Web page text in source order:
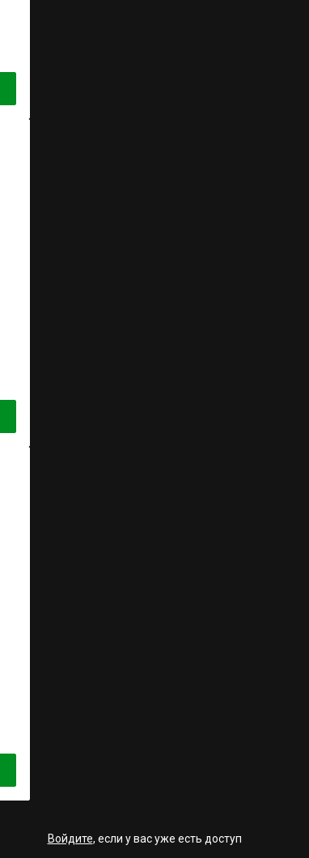
Войдите, если у вас уже есть доступ